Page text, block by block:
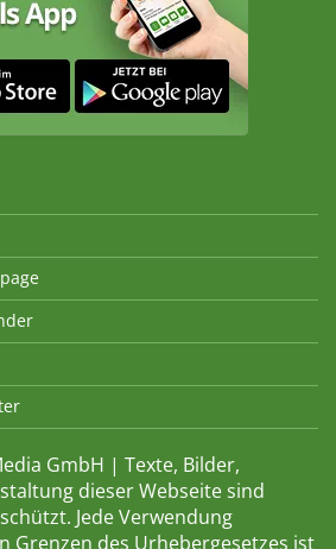
GmbH | Texte, Bilder,
dieser Webseite sind
Jede Verwendung
Grenzen des Urhebergesetzes ist